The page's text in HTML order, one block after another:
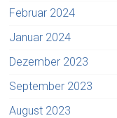
Februar 2024
Januar 2024
Dezember 2023
September 2023
August 2023